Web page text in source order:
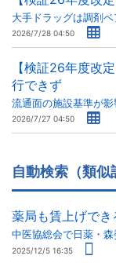
大手ドラッグは調剤
2026/7/28 04:50
【検証26年度改
行できず
流通面の施設基準が
2026/7/27 04:50
自動検索（類似
薬局も賃上げでき
中医協総会で日薬・森
2025/12/5 16:35